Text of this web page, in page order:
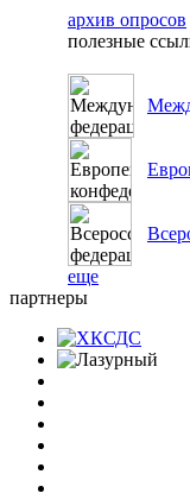
архив опросов
полезные
еще
партнеры